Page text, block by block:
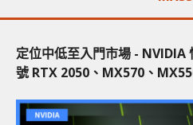
定位中低至入門市場 - NVIDIA
號 RTX 2050、MX570、